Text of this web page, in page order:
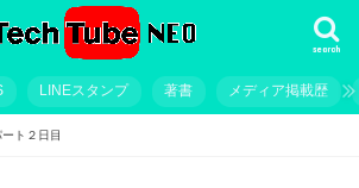
search
LINEスタンプ 著書 メディア掲載歴
ト２日目